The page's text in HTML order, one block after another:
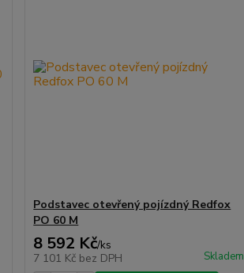
Podstavec otevřený pojízdný Redfox
PO 60 M
8 592 Kč/ks
7 101 Kč bez DPH Skladem